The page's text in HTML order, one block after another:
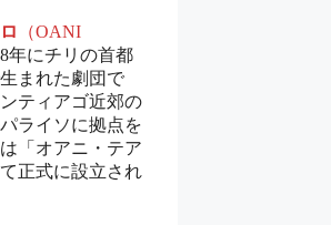
（OANI
年にチリの首都
まれた劇団で
ティアゴ近郊の
ライソに拠点を
「オアニ・テア
正式に設立され